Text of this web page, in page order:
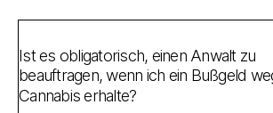
Ist es obligatorisch, einen Anwalt zu
beauftragen, wenn ich ein Bußgeld
Cannabis erhalte?